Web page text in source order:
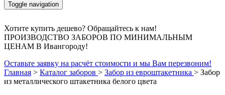
Toggle navigation
Хотите купить дешево? Обращайтесь к нам!
ПРОИЗВОДСТВО ЗАБОРОВ ПО МИНИМАЛЬНЫМ
ЦЕНАМ В Ивангороду!
Оставьте заявку на расчёт стоимости и мы Вам перезвоним!
Главная > Каталог заборов > Забор из евроштакетника > Забор
из металлического штакетника белого цвета